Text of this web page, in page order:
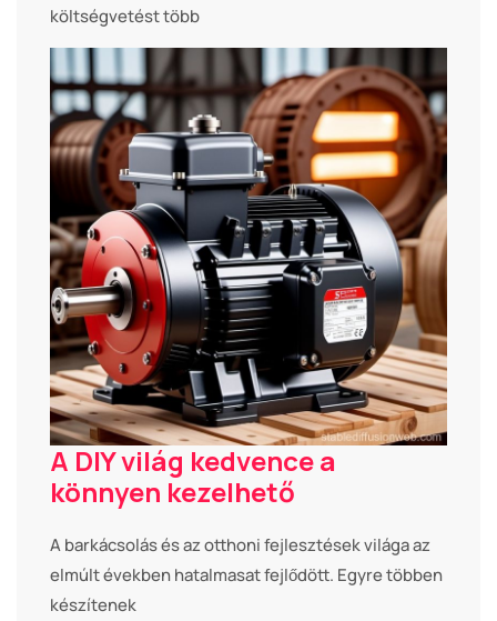
költségvetést több
A DIY világ kedvence a
könnyen kezelhető
A barkácsolás és az otthoni fejlesztések világa az
elmúlt években hatalmasat fejlődött. Egyre többen
készítenek